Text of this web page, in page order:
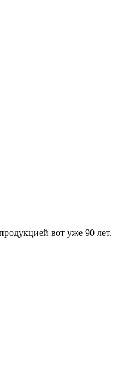
вот уже 90 лет.